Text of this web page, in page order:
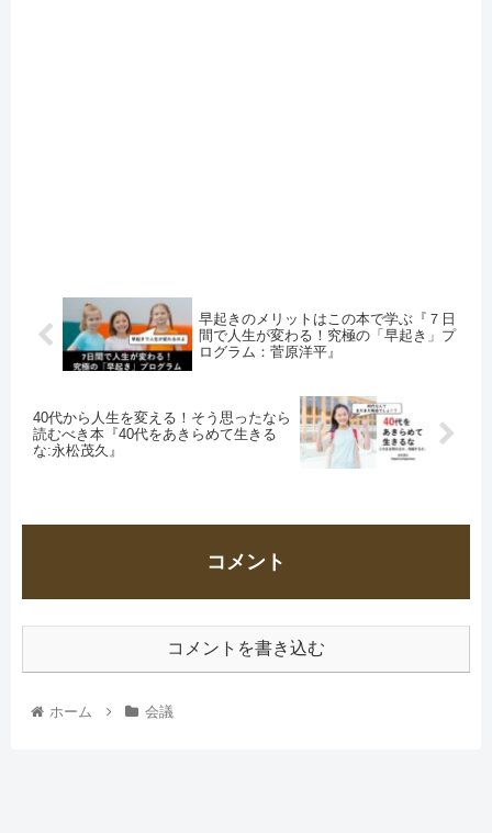
早起きのメリットはこの本で学ぶ『７日
間で人生が変わる！究極の「早起き」プ
ログラム：菅原洋平』
40代から人生を変える！そう思ったなら
読むべき本『40代をあきらめて生きる
な:永松茂久』
コメント
コメントを書き込む
ホーム 会議